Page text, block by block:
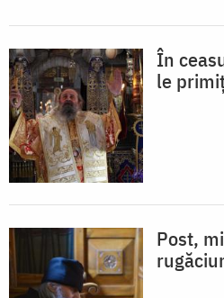
În
le
Post,